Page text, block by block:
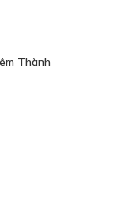
Thành